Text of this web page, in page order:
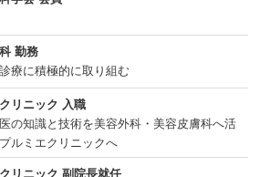
勤務
療に積極的に取り組む
リニック 入職
の知識と技術を美容外科・美容皮膚科へ活
ルミエクリニックへ
リニック 副院長就任